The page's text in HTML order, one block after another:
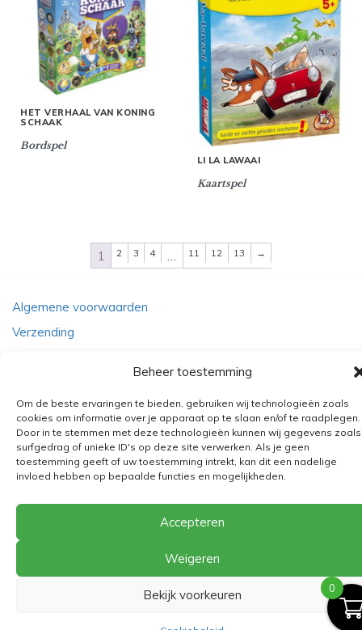
Beheer toestemming
Om de beste ervaringen te bieden, gebruiken wij technologieën zoals
cookies om informatie over je apparaat op te slaan en/of te raadplegen.
Door in te stemmen met deze technologieën kunnen wij gegevens zoals
surfgedrag of unieke ID's op deze site verwerken. Als je geen
toestemming geeft of uw toestemming intrekt, kan dit een nadelige
invloed hebben op bepaalde functies en mogelijkheden.
Accepteren
Weigeren
Bekijk voorkeuren
HET VERHAAL VAN KONING
SCHAAK
Bordspel
LI LA LAWAAI
Kaartspel
was:
€11.
is:
€8.
1 2 3 4 … 11 12 13 →
Algemene voorwaarden
Verzending
© 2026 The Playground
0